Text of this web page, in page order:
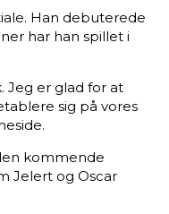
Han debuterede
har han spillet i
Jeg er glad for at
sig på vores
kommende
Jelert og Oscar